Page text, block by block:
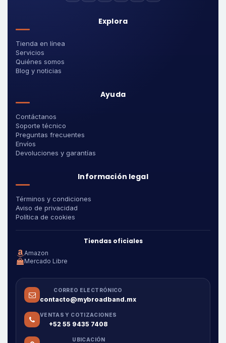
Explora
Tienda en línea
Servicios
Quiénes somos
Blog y noticias
Ayuda
Contáctanos
Soporte técnico
Preguntas frecuentes
Envíos
Devoluciones y garantías
Información legal
Términos y condiciones
Aviso de privacidad
Política de cookies
Tiendas oficiales
Amazon
Mercado Libre
CORREO ELECTRÓNICO
contacto@mybroadband.mx
VENTAS Y COTIZACIONES
+52 55 9435 7408
UBICACIÓN